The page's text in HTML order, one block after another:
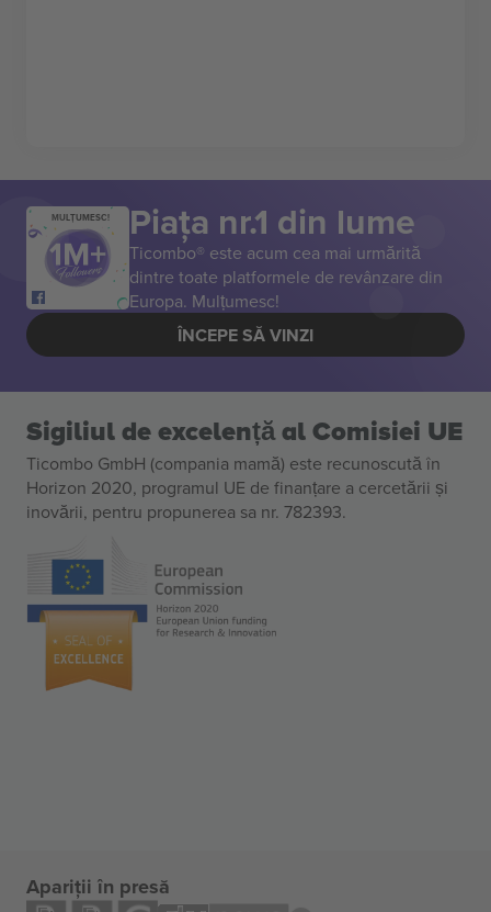
MULȚUMESC! Piața nr.1 din lume
Ticombo® este acum cea mai urmărită
dintre toate platformele de revânzare din
Europa. Mulțumesc!
ÎNCEPE SĂ VINZI
Sigiliul de excelență al Comisiei UE
Ticombo GmbH (compania mamă) este recunoscută în
Horizon 2020, programul UE de finanțare a cercetării și
inovării, pentru propunerea sa nr. 782393.
Apariții în presă